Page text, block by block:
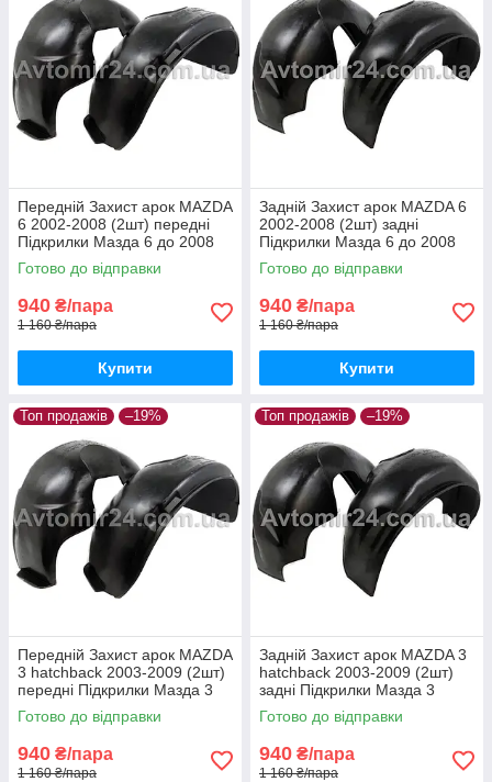
Передній Захист арок MAZDA
6 2002-2008 (2шт) передні
Підкрилки Мазда 6 до 2008
пара передніх
Готово до відправки
940 ₴/пара
1 160 ₴/пара
Купити
Задній Захист арок MAZDA 6
2002-2008 (2шт) задні
Підкрилки Мазда 6 до 2008
пара задніх
Готово до відправки
940 ₴/пара
1 160 ₴/пара
Купити
Топ продажів –19%
Передній Захист арок MAZDA
3 hatchback 2003-2009 (2шт)
передні Підкрилки Мазда 3
хетчбек пара передніх
Готово до відправки
940 ₴/пара
1 160 ₴/пара
Топ продажів –19%
Задній Захист арок MAZDA 3
hatchback 2003-2009 (2шт)
задні Підкрилки Мазда 3
хетчбек до 2009 пара задніх
Готово до відправки
940 ₴/пара
1 160 ₴/пара